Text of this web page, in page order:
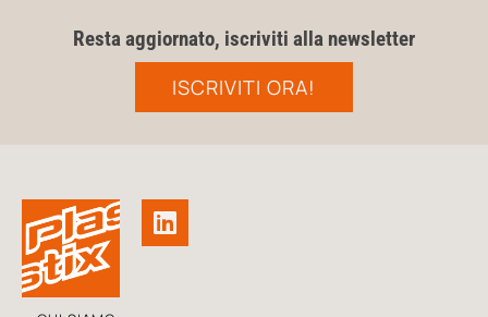
Resta aggiornato, iscriviti alla newsletter
ISCRIVITI ORA!